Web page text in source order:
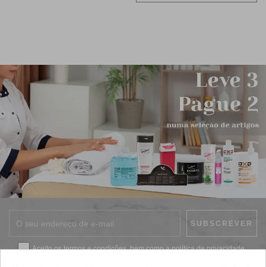
Aceito ostermos e condições, bem como apolítica de privacidade.